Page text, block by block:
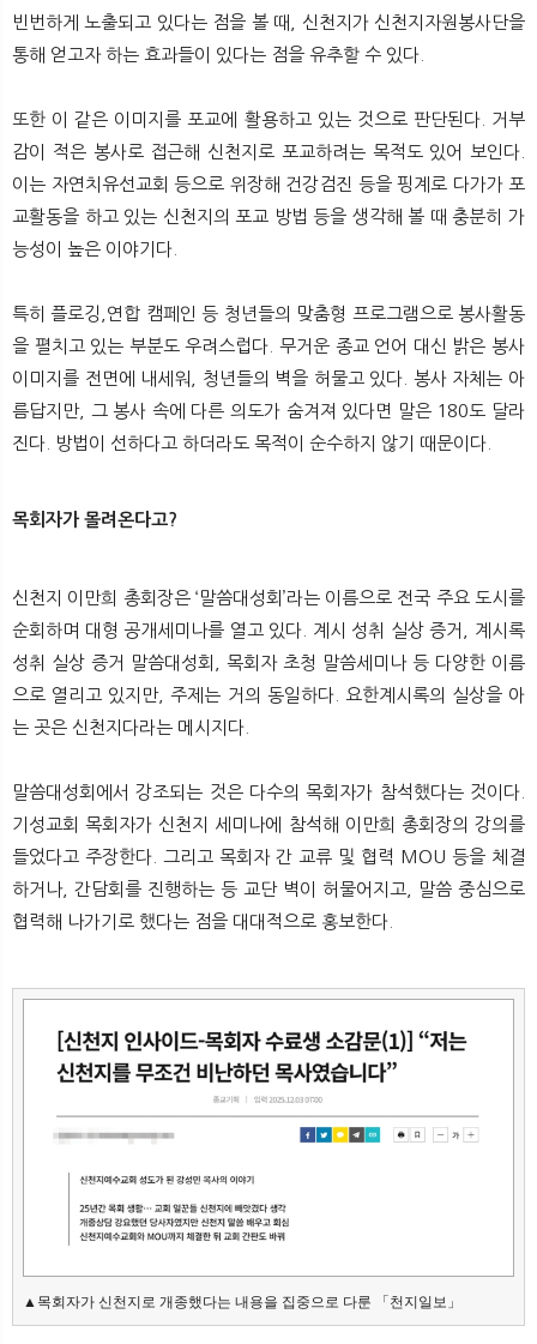
빈번하게 노출되고 있다는 점을 볼 때, 신천지가 신천지자원봉사단을
통해 얻고자 하는 효과들이 있다는 점을 유추할 수 있다.
또한 이 같은 이미지를 포교에 활용하고 있는 것으로 판단된다. 거부
감이 적은 봉사로 접근해 신천지로 포교하려는 목적도 있어 보인다.
이는 자연치유선교회 등으로 위장해 건강검진 등을 핑계로 다가가 포
교활동을 하고 있는 신천지의 포교 방법 등을 생각해 볼 때 충분히 가
능성이 높은 이야기다.
특히 플로깅,연합 캠페인 등 청년들의 맞춤형 프로그램으로 봉사활동
을 펼치고 있는 부분도 우려스럽다. 무거운 종교 언어 대신 밝은 봉사
이미지를 전면에 내세워, 청년들의 벽을 허물고 있다. 봉사 자체는 아
름답지만, 그 봉사 속에 다른 의도가 숨겨져 있다면 말은 180도 달라
진다. 방법이 선하다고 하더라도 목적이 순수하지 않기 때문이다.
목회자가 몰려온다고?
신천지 이만희 총회장은 ‘말씀대성회’라는 이름으로 전국 주요 도시를
순회하며 대형 공개세미나를 열고 있다. 계시 성취 실상 증거, 계시록
성취 실상 증거 말씀대성회, 목회자 초청 말씀세미나 등 다양한 이름
으로 열리고 있지만, 주제는 거의 동일하다. 요한계시록의 실상을 아
는 곳은 신천지다라는 메시지다.
말씀대성회에서 강조되는 것은 다수의 목회자가 참석했다는 것이다.
기성교회 목회자가 신천지 세미나에 참석해 이만희 총회장의 강의를
들었다고 주장한다. 그리고 목회자 간 교류 및 협력 MOU 등을 체결
하거나, 간담회를 진행하는 등 교단 벽이 허물어지고, 말씀 중심으로
협력해 나가기로 했다는 점을 대대적으로 홍보한다.
▲목회자가 신천지로 개종했다는 내용을 집중으로 다룬 「천지일보」